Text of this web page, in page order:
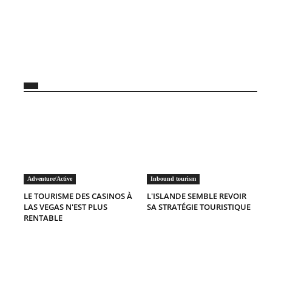
Adventure/Active
LE TOURISME DES CASINOS À
LAS VEGAS N'EST PLUS
RENTABLE
Inbound tourism
L'ISLANDE SEMBLE REVOIR
SA STRATÉGIE TOURISTIQUE